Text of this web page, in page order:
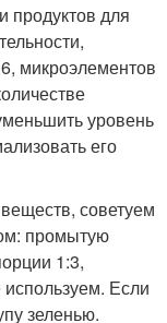
продуктов для
микроэлементов
уровень
его
советуем
промытую
1:3,
Если
зеленью.